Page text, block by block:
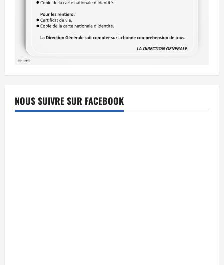
NOUS SUIVRE SUR FACEBOOK